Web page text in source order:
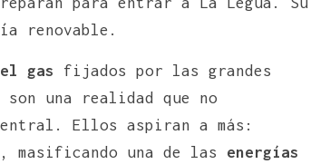
renovable.
gas fijados por las grandes
una realidad que no
Ellos aspiran a más:
masificando una de las energías